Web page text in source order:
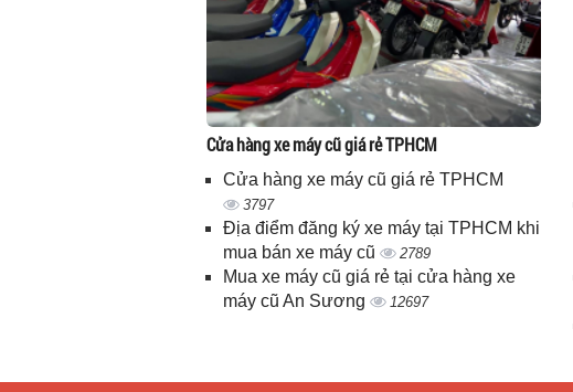
Cửa hàng xe máy cũ giá rẻ TPHCM
Cửa hàng xe máy cũ giá rẻ TPHCM
3797
Địa điểm đăng ký xe máy tại TPHCM khi
mua bán xe máy cũ
2789
Mua xe máy cũ giá rẻ tại cửa hàng xe
máy cũ An Sương
12697